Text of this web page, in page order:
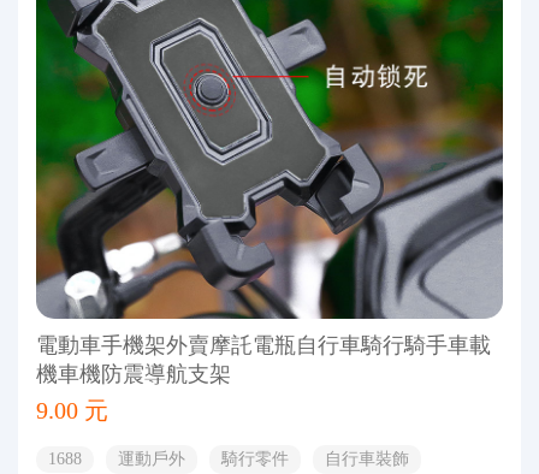
電動車手機架外賣摩託電瓶自行車騎行騎手車載
機車機防震導航支架
9.00 元
1688 運動戶外 騎行零件
自行車裝飾